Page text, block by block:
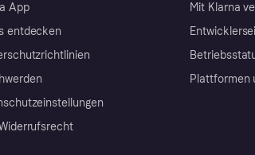
App
entdecken
Mit Klarna
Plattformen